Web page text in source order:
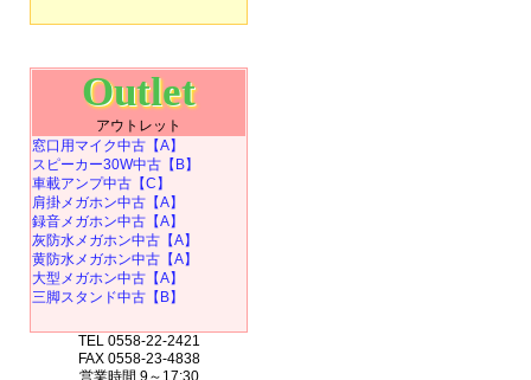
Outlet
アウトレット
窓口用マイク中古【A】
スピーカー30W中古【B】
車載アンプ中古【C】
肩掛メガホン中古【A】
録音メガホン中古【A】
灰防水メガホン中古【A】
黄防水メガホン中古【A】
大型メガホン中古【A】
三脚スタンド中古【B】
TEL 0558-22-2421
FAX 0558-23-4838